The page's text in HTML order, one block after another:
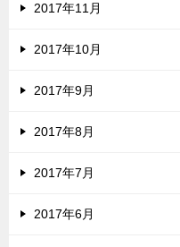
2017年11月
2017年10月
2017年9月
2017年8月
2017年7月
2017年6月